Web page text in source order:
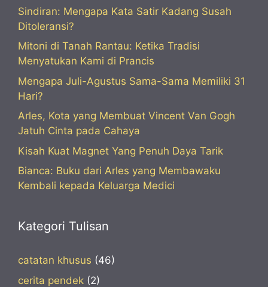
Sindiran: Mengapa Kata Satir Kadang Susah
Ditoleransi?
Mitoni di Tanah Rantau: Ketika Tradisi
Menyatukan Kami di Prancis
Mengapa Juli-Agustus Sama-Sama Memiliki 31
Hari?
Arles, Kota yang Membuat Vincent Van Gogh
Jatuh Cinta pada Cahaya
Kisah Kuat Magnet Yang Penuh Daya Tarik
Bianca: Buku dari Arles yang Membawaku
Kembali kepada Keluarga Medici
Kategori Tulisan
catatan khusus (46)
cerita pendek (2)